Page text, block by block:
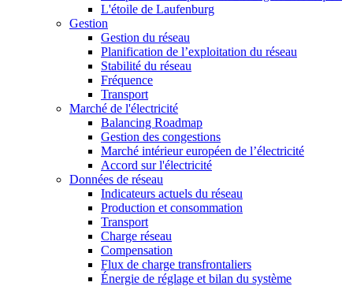
L'étoile de Laufenburg
Gestion
Gestion du réseau
Planification de l’exploitation du réseau
Stabilité du réseau
Fréquence
Transport
Marché de l'électricité
Balancing Roadmap
Gestion des congestions
Marché intérieur européen de l’électricité
Accord sur l'électricité
Données de réseau
Indicateurs actuels du réseau
Production et consommation
Transport
Charge réseau
Compensation
Flux de charge transfrontaliers
Énergie de réglage et bilan du système